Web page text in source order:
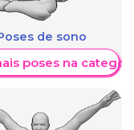
de sono
poses na